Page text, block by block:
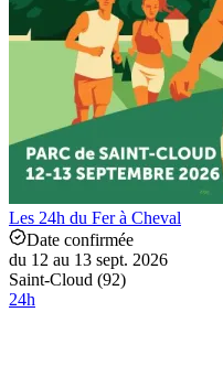
Les 24h du Fer à Cheval
Date confirmée
du 12 au 13 sept. 2026
Saint-Cloud (92)
24h